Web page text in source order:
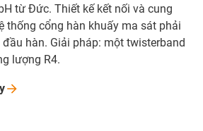
từ Đức. Thiết kế kết nối và cung
thống cổng hàn khuấy ma sát phải
hàn. Giải pháp: một twisterband
lượng R4.